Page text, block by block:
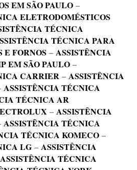
EM SÃO PAULO –
ELETRODOMÉSTICOS
TÉCNICA
TÉCNICA PARA
E FORNOS –ASSISTÊNCIA
EM SÃO PAULO –
CARRIER –ASSISTÊNCIA
ASSISTÊNCIA TÉCNICA
TÉCNICA AR
–ASSISTÊNCIA
ASSISTÊNCIA TÉCNICA
TÉCNICA KOMECO –
LG –ASSISTÊNCIA
ASSISTÊNCIA TÉCNICA